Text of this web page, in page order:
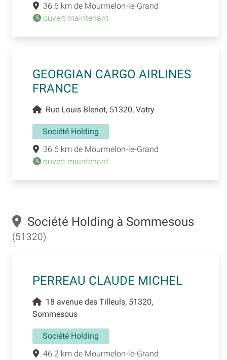
36.6 km de Mourmelon-le-Grand
ouvert maintenant
GEORGIAN CARGO AIRLINES
FRANCE
Rue Louis Bleriot, 51320, Vatry
Société Holding
36.6 km de Mourmelon-le-Grand
ouvert maintenant
Société Holding à Sommesous
(51320)
PERREAU CLAUDE MICHEL
18 avenue des Tilleuls, 51320,
Sommesous
Société Holding
46.2 km de Mourmelon-le-Grand